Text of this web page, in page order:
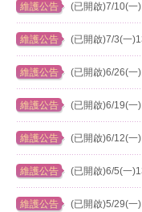
維護公告 (已開啟)7/10(一
維護公告 (已開啟)7/3(一
維護公告 (已開啟)6/26(一
維護公告 (已開啟)6/19(一
維護公告 (已開啟)6/12(一
維護公告 (已開啟)6/5(一
維護公告 (已開啟)5/29(一